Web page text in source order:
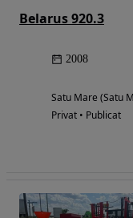
Belarus 920.3
2008
Satu Mare (Satu
Privat • Publicat